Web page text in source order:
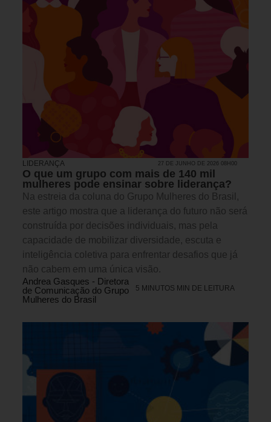
LIDERANÇA 27 DE JUNHO DE 2026 08H00
O que um grupo com mais de 140 mil
mulheres pode ensinar sobre liderança?
Na estreia da coluna do Grupo Mulheres do Brasil,
este artigo mostra que a liderança do futuro não será
construída por decisões individuais, mas pela
capacidade de mobilizar diversidade, escuta e
inteligência coletiva para enfrentar desafios que já
não cabem em uma única visão.
Andrea Gasques - Diretora
de Comunicação do Grupo
Mulheres do Brasil
5 MINUTOS MIN DE LEITURA